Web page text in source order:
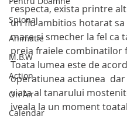
Spionaj
Animatie
M.B.W
Action
On Air
Calendar
respecta, exista printre
un fiu ambitios hotarat sa
mare si smecher la fel ca
preia fraiele combinatilor
Toata lumea este de
operatiunea actiunea
viata al tanarului
iveala la un moment